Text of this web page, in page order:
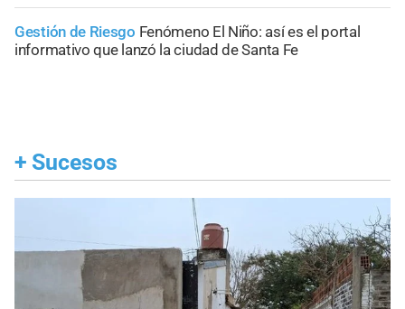
Gestión de Riesgo Fenómeno El Niño: así es el portal
informativo que lanzó la ciudad de Santa Fe
+ Sucesos